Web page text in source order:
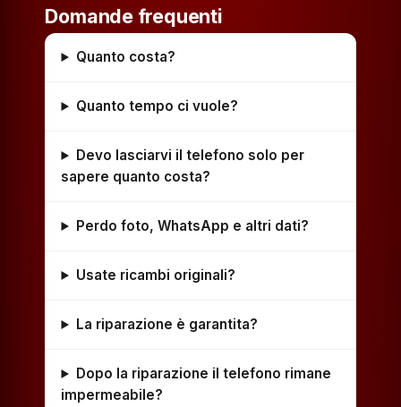
Domande frequenti
Quanto costa?
Quanto tempo ci vuole?
Devo lasciarvi il telefono solo per
sapere quanto costa?
Perdo foto, WhatsApp e altri dati?
Usate ricambi originali?
La riparazione è garantita?
Dopo la riparazione il telefono rimane
impermeabile?